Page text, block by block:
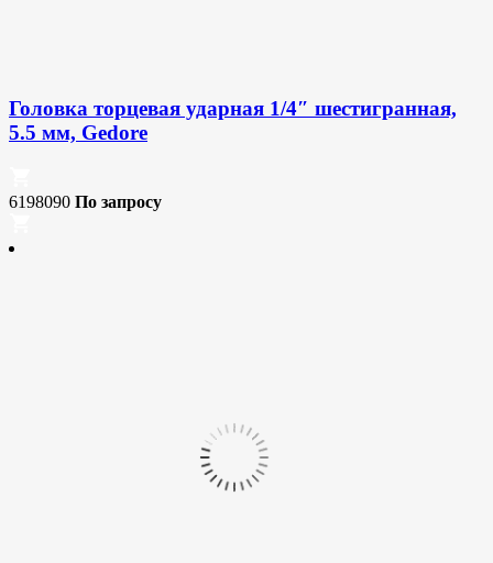
Головка торцевая ударная 1/4″ шестигранная,
5.5 мм, Gedore
6198090 По запросу